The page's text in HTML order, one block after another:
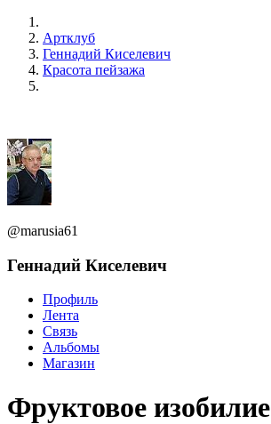
Артклуб
Геннадий Киселевич
Красота пейзажа
@marusia61
Геннадий Киселевич
Профиль
Лента
Связь
Альбомы
Магазин
Фруктовое изобилие